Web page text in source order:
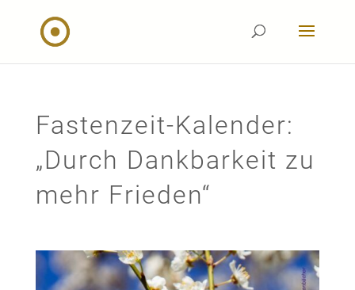
Fastenzeit-Kalender:
„Durch Dankbarkeit zu
mehr Frieden“